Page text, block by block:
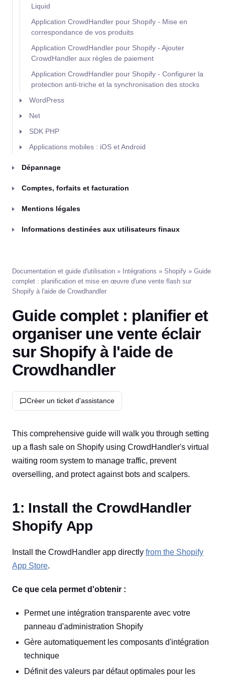
Liquid
Application CrowdHandler pour Shopify - Mise en
correspondance de vos produits
Application CrowdHandler pour Shopify - Ajouter
CrowdHandler aux règles de paiement
Application CrowdHandler pour Shopify - Configurer la
protection anti-triche et la synchronisation des stocks
WordPress
Net
SDK PHP
Applications mobiles : iOS et Android
Dépannage
Comptes, forfaits et facturation
Mentions légales
Informations destinées aux utilisateurs finaux
Documentation et guide d'utilisation » Intégrations » Shopify » Guide
complet : planification et mise en œuvre d'une vente flash sur
Shopify à l'aide de Crowdhandler
Guide complet : planifier et
organiser une vente éclair
sur Shopify à l'aide de
Crowdhandler
Créer un ticket d'assistance
This comprehensive guide will walk you through setting
up a flash sale on Shopify using CrowdHandler's virtual
waiting room system to manage traffic, prevent
overselling, and protect against bots and scalpers.
1: Install the CrowdHandler
Shopify App
Install the CrowdHandler app directly from the Shopify
App Store.
Ce que cela permet d'obtenir :
Permet une intégration transparente avec votre
panneau d'administration Shopify
Gère automatiquement les composants d'intégration
technique
Définit des valeurs par défaut optimales pour les